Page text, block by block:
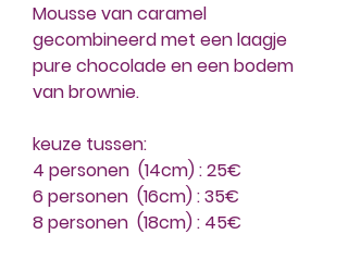
Mousse van caramel
gecombineerd met een laagje
pure chocolade en een bodem
van brownie.
keuze tussen:
4 personen (14cm) : 25€
6 personen (16cm) : 35€
8 personen (18cm) : 45€